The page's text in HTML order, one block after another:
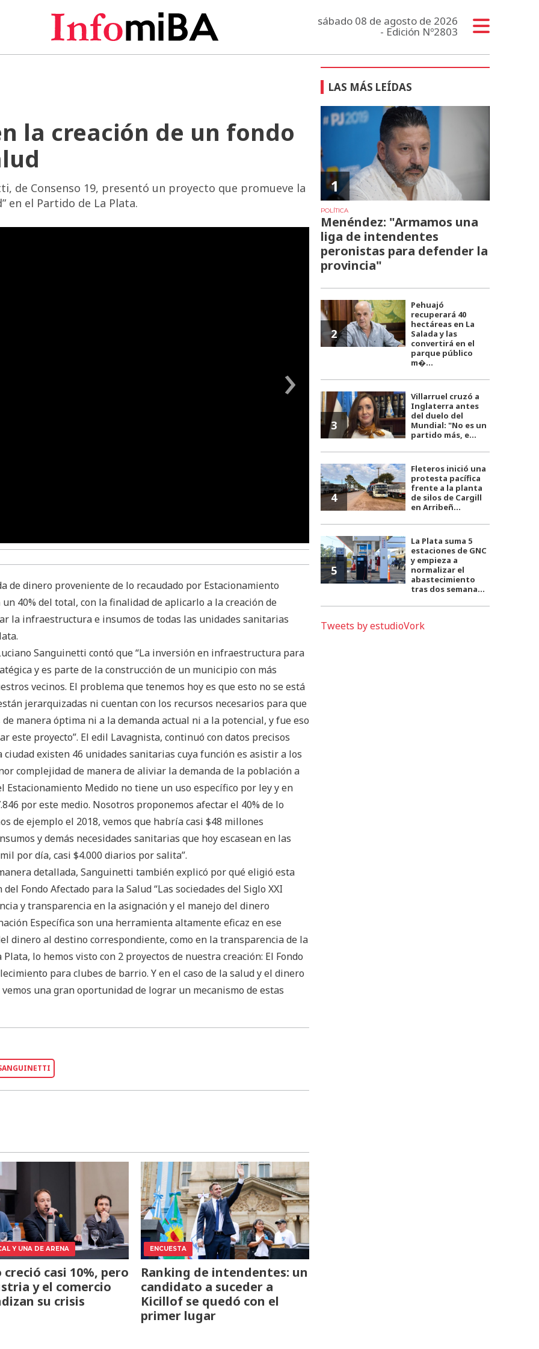
sábado 08 de agosto de 2026
- Edición Nº2803
la creación de un fondo
de Consenso 19, presentó un proyecto que promueve la
en el Partido de La Plata.
›
de dinero proveniente de lo recaudado por Estacionamiento
40% del total, con la finalidad de aplicarlo a la creación de
la infraestructura e insumos de todas las unidades sanitarias
Sanguinetti contó que “La inversión en infraestructura para
y es parte de la construcción de un municipio con más
vecinos. El problema que tenemos hoy es que esto no se está
jerarquizadas ni cuentan con los recursos necesarios para que
manera óptima ni a la demanda actual ni a la potencial, y fue eso
este proyecto”. El edil Lavagnista, continuó con datos precisos
ciudad existen 46 unidades sanitarias cuya función es asistir a los
complejidad de manera de aliviar la demanda de la población a
Estacionamiento Medido no tiene un uso específico por ley y en
por este medio. Nosotros proponemos afectar el 40% de lo
de ejemplo el 2018, vemos que habría casi $48 millones
y demás necesidades sanitarias que hoy escasean en las
por día, casi $4.000 diarios por salita”.
detallada, Sanguinetti también explicó por qué eligió esta
Fondo Afectado para la Salud “Las sociedades del Siglo XXI
y transparencia en la asignación y el manejo del dinero
Específica son una herramienta altamente eficaz en ese
dinero al destino correspondiente, como en la transparencia de la
lo hemos visto con 2 proyectos de nuestra creación: El Fondo
para clubes de barrio. Y en el caso de la salud y el dinero
una gran oportunidad de lograr un mecanismo de estas
Y UNA DE ARENA
creció casi 10%, pero
y el comercio
su crisis
ENCUESTA
Ranking de intendentes: un
candidato a suceder a
Kicillof se quedó con el
primer lugar
LAS MÁS LEÍDAS
1
POLÍTICA
Menéndez: "Armamos una
liga de intendentes
peronistas para defender la
provincia"
2
Pehuajó
recuperará 40
hectáreas en La
Salada y las
convertirá en el
parque público
m�...
3
Villarruel cruzó a
Inglaterra antes
del duelo del
Mundial: "No es un
partido más, e...
4
Fleteros inició una
protesta pacífica
frente a la planta
de silos de Cargill
en Arribeñ...
5
La Plata suma 5
estaciones de GNC
y empieza a
normalizar el
abastecimiento
tras dos semana...
Tweets by estudioVork